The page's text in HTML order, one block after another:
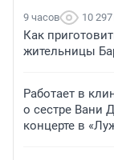
9 часов 10 297
Как
жительницы
Работает в
о сестре Вани
концерте в